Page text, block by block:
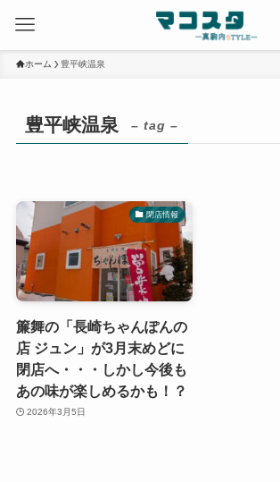
ホーム 豊平峡温泉
豊平峡温泉 – tag –
閉店情報
簾舞の「長崎ちゃんぽんの
店 ジュン」が3月末めどに
閉店へ・・・しかし今後も
あの味が楽しめるかも！？
2026年3月5日